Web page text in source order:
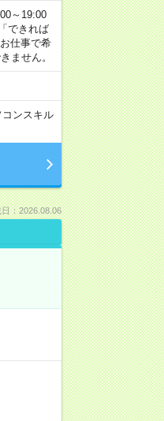
～19:00
できれば
仕事で希
ません。
ンスキル
：2026.08.06